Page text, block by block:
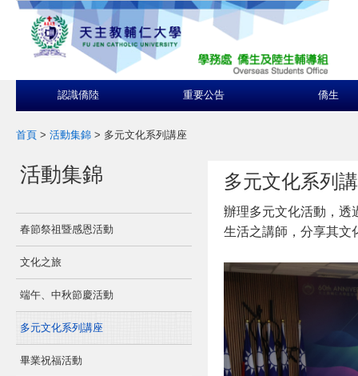
認識僑陸 重要公告 僑生
首頁 > 活動集錦 > 多元文化系列講座
活動集錦
春節祭祖暨感恩活動
文化之旅
端午、中秋節慶活動
多元文化系列講座
畢業祝福活動
多元文化系列
辦理多元文化活動，透
生活之講師，分享其文